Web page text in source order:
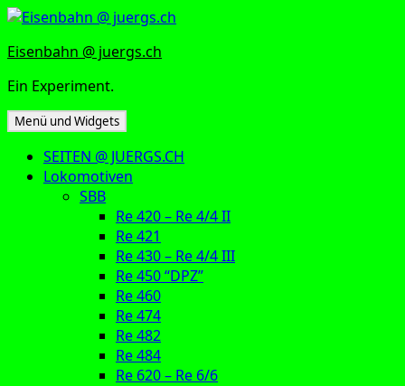
Zum
springen
Eisenbahn @ juergs.ch
Ein Experiment.
Menü und Widgets
SEITEN @ JUERGS.CH
Lokomotiven
SBB
Re 420 – Re 4/4 II
Re 421
Re 430 – Re 4/4 III
Re 450 “DPZ”
Re 460
Re 474
Re 482
Re 484
Re 620 – Re 6/6